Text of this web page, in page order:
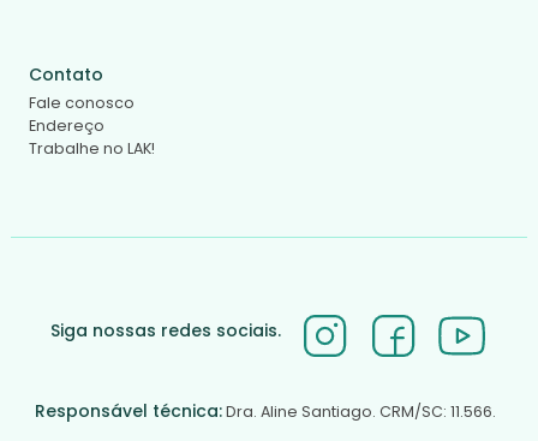
Contato
Fale conosco
Endereço
Trabalhe no LAK!
Siga nossas redes sociais.
Responsável técnica:Dra. Aline Santiago. CRM/SC: 11.566.